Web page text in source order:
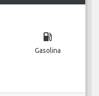
local_gas_station
Gasolina